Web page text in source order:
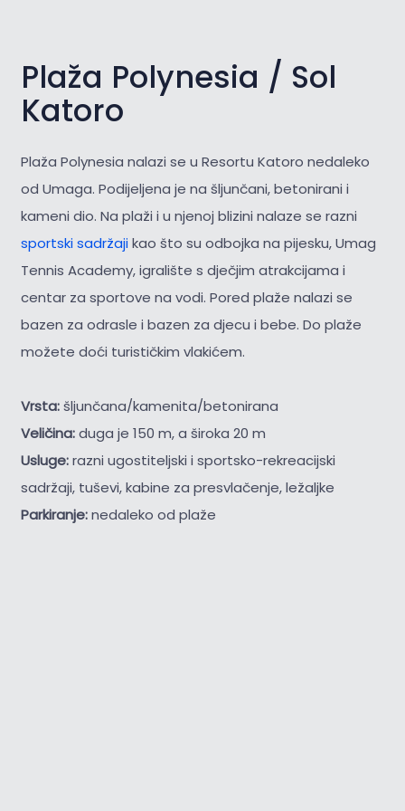
Plaža Polynesia / Sol
Katoro
Plaža Polynesia nalazi se u Resortu Katoro nedaleko
od Umaga. Podijeljena je na šljunčani, betonirani i
kameni dio. Na plaži i u njenoj blizini nalaze se razni
sportski sadržajikao što su odbojka na pijesku, Umag
Tennis Academy, igralište s dječjim atrakcijama i
centar za sportove na vodi. Pored plaže nalazi se
bazen za odrasle i bazen za djecu i bebe. Do plaže
možete doći turističkim vlakićem.
Vrsta:šljunčana/kamenita/betonirana
Veličina:duga je 150 m, a široka 20 m
Usluge:razni ugostiteljski i sportsko-rekreacijski
sadržaji, tuševi, kabine za presvlačenje, ležaljke
Parkiranje:nedaleko od plaže